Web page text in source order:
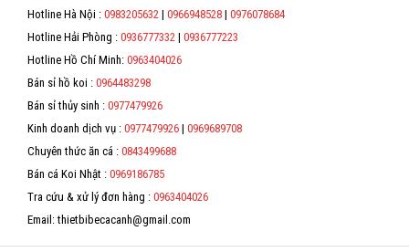
Hotline Hà Nội : 0983205632| 0966948528| 0976078684
Hotline Hải Phòng : 0936777332| 0936777223
Hotline Hồ Chí Minh: 0963404026
Bán sỉ hồ koi : 0964483298
Bán sỉ thủy sinh : 0977479926
Kinh doanh dịch vụ : 0977479926| 0969689708
Chuyên thức ăn cá : 0843499688
Bán cá Koi Nhật : 0969186785
Tra cứu & xử lý đơn hàng : 0963404026
Email: thietbibecacanh@gmail.com